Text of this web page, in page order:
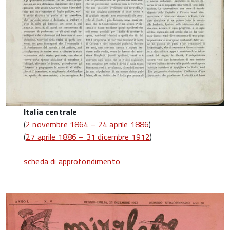
Italia centrale
(2 novembre 1864 – 24 aprile 1886)
(27 aprile 1886 – 31 dicembre 1912)
scheda di approfondimento